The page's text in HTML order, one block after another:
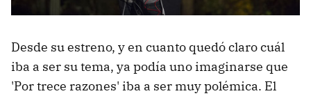
Desde su estreno, y en cuanto quedó claro cuál
iba a ser su tema, ya podía uno imaginarse que
'Por trece razones' iba a ser muy polémica. El